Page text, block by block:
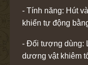
- Tính năng: Hút
khiển tự động
- Đối tượng dùng:
dương vật khiêm